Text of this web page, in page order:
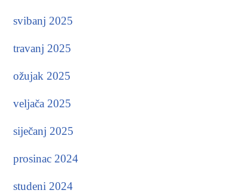
svibanj 2025
travanj 2025
ožujak 2025
veljača 2025
siječanj 2025
prosinac 2024
studeni 2024